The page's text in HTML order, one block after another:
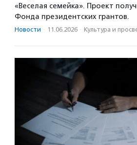
«Веселая семейка». Проект
Фонда президентских грантов.
Новости · 11.06.2026 · Культура и